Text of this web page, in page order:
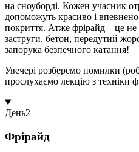
на сноуборді. Кожен учасник
допоможуть красиво і впевнено
покриття. Атже фрірайд – це
заструги, бетон, передутий
запорука безпечного катання!
Увечері розберемо помилки
прослухаємо лекцію з техніки
День2
Фрірайд